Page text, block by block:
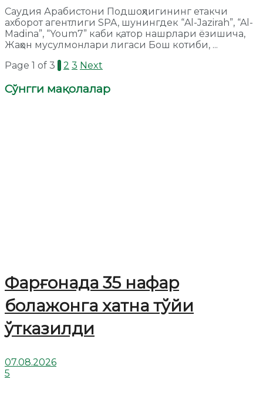
Саудия Арабистони Подшоҳлигининг етакчи
ахборот агентлиги SPA, шунингдек “Al-Jazirah”, “Al-
Madina”, “Youm7” каби қатор нашрлари ёзишича,
Жаҳон мусулмонлари лигаси Бош котиби, ...
Page 1 of 3 1 2 3 Next
Сўнгги мақолалар
Фарғонада 35 нафар
болажонга хатна тўйи
ўтказилди
07.08.2026
5